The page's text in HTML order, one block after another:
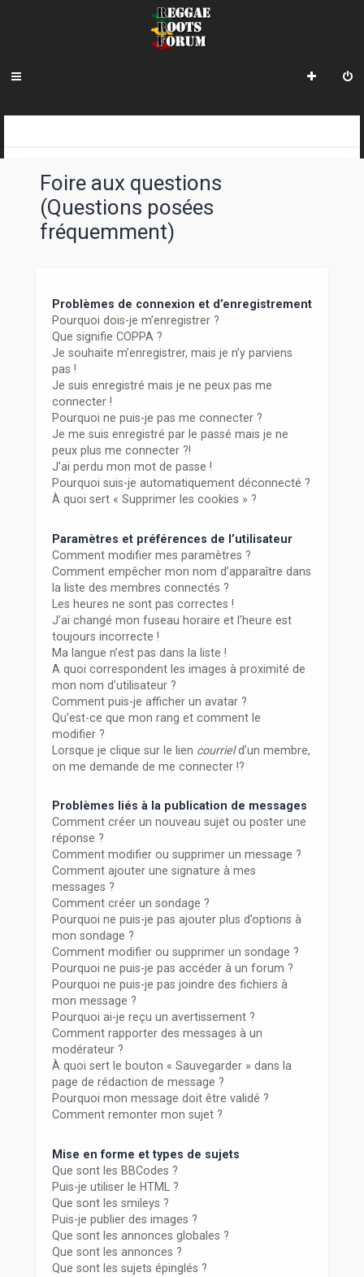
Foire aux questions
(Questions posées
fréquemment)
Problèmes de connexion et d’enregistrement
Pourquoi dois-je m’enregistrer ?
Que signifie COPPA ?
Je souhaite m’enregistrer, mais je n’y parviens
pas !
Je suis enregistré mais je ne peux pas me
connecter !
Pourquoi ne puis-je pas me connecter ?
Je me suis enregistré par le passé mais je ne
peux plus me connecter ?!
J’ai perdu mon mot de passe !
Pourquoi suis-je automatiquement déconnecté ?
À quoi sert « Supprimer les cookies » ?
Paramètres et préférences de l’utilisateur
Comment modifier mes paramètres ?
Comment empêcher mon nom d’apparaître dans
la liste des membres connectés ?
Les heures ne sont pas correctes !
J’ai changé mon fuseau horaire et l’heure est
toujours incorrecte !
Ma langue n’est pas dans la liste !
A quoi correspondent les images à proximité de
mon nom d’utilisateur ?
Comment puis-je afficher un avatar ?
Qu’est-ce que mon rang et comment le
modifier ?
Lorsque je clique sur le lien courrield’un membre,
on me demande de me connecter !?
Problèmes liés à la publication de messages
Comment créer un nouveau sujet ou poster une
réponse ?
Comment modifier ou supprimer un message ?
Comment ajouter une signature à mes
messages ?
Comment créer un sondage ?
Pourquoi ne puis-je pas ajouter plus d’options à
mon sondage ?
Comment modifier ou supprimer un sondage ?
Pourquoi ne puis-je pas accéder à un forum ?
Pourquoi ne puis-je pas joindre des fichiers à
mon message ?
Pourquoi ai-je reçu un avertissement ?
Comment rapporter des messages à un
modérateur ?
À quoi sert le bouton « Sauvegarder » dans la
page de rédaction de message ?
Pourquoi mon message doit être validé ?
Comment remonter mon sujet ?
Mise en forme et types de sujets
Que sont les BBCodes ?
Puis-je utiliser le HTML ?
Que sont les smileys ?
Puis-je publier des images ?
Que sont les annonces globales ?
Que sont les annonces ?
Que sont les sujets épinglés ?